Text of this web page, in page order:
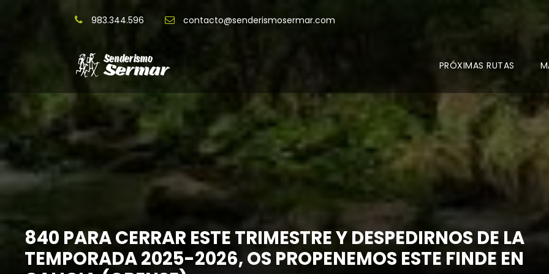
983.344.596 contacto@senderismosermar.com
PRÓXIMAS RUTAS
840 PARA CERRAR ESTE TRIMESTRE Y DESPEDIRNOS DE LA
TEMPORADA 2025-2026, OS PROPENEMOS ESTE FINDE EN